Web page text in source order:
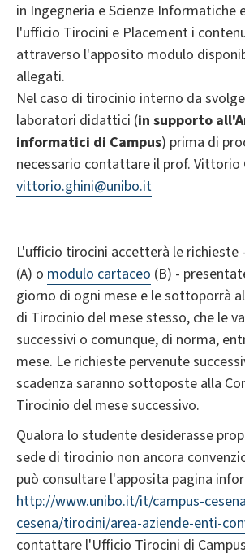
in Ingegneria e Scienze
l'ufficio Tirocini e Placement i
attraverso l'apposito modulo
allegati.
Nel caso di tirocinio interno da
laboratori didattici (in supporto
informatici di Campus) prima di
necessario contattare il prof. Vittorio
vittorio.ghini@unibo.it
L'ufficio tirocini accetterà le
(A) o modulo cartaceo (B) -
giorno di ogni mese e le sottoporrà
di Tirocinio del mese stesso, che le
successivi o comunque, di norma,
mese. Le richieste pervenute
scadenza saranno sottoposte alla
Tirocinio del mese successivo.
Qualora lo studente desiderasse
sede di tirocinio non ancora
può consultare l'apposita pagina
http://www.unibo.it/it/campus-
cesena/tirocini/area-aziende-enti-
contattare l'Ufficio Tirocini di